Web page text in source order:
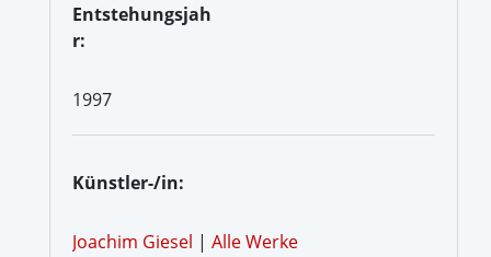
Entstehungsjah
r:
1997
Künstler-/in:
Joachim Giesel | Alle Werke